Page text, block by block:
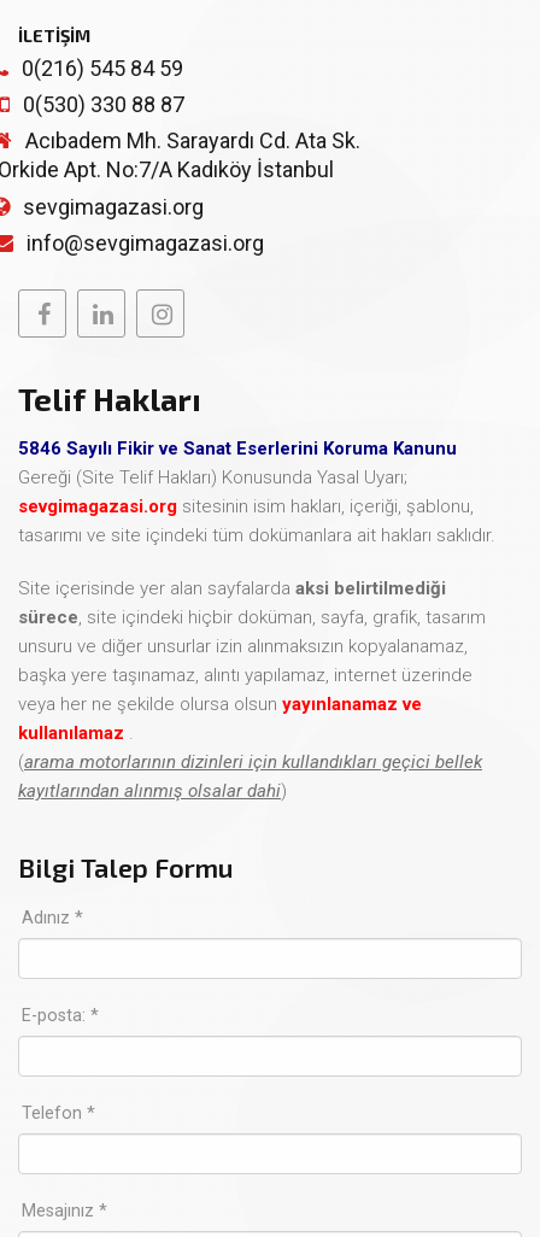
İLETİŞİM
0(216) 545 84 59
0(530) 330 88 87
Acıbadem Mh. Sarayardı Cd. Ata Sk.
Apt. No:7/A Kadıköy İstanbul
sevgimagazasi.org
info@sevgimagazasi.org
Telif Hakları
5846 Sayılı Fikir ve Sanat Eserlerini Koruma Kanunu
Gereği (Site Telif Hakları) Konusunda Yasal Uyarı;
sevgimagazasi.org sitesinin isim hakları, içeriği, şablonu,
tasarımı ve site içindeki tüm dokümanlara ait hakları saklıdır.
Site içerisinde yer alan sayfalarda aksi belirtilmediği
sürece , site içindeki hiçbir doküman, sayfa, grafik, tasarım
unsuru ve diğer unsurlar izin alınmaksızın kopyalanamaz,
başka yere taşınamaz, alıntı yapılamaz, internet üzerinde
veya her ne şekilde olursa olsun yayınlanamaz ve
kullanılamaz
(arama motorlarının dizinleri için kullandıkları geçici bellek
kayıtlarından alınmış olsalar dahi)
Bilgi Talep Formu
Adınız *
E-posta: *
Telefon *
Mesajınız *